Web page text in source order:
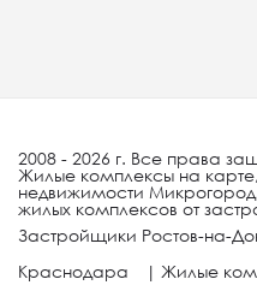
2008 - 2026 г. Все права
Жилые комплексы на
недвижимости
жилых комплексов от
Застройщики Ростов-на-
Краснодара
| Жилые